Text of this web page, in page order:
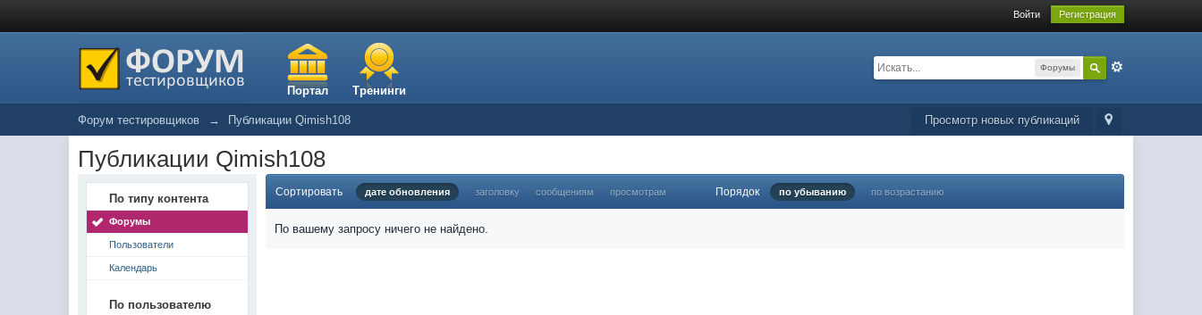
Войти Регистрация
Портал Тренинги
Форумы
Просмотр новых публикаций
Форум тестировщиков → Публикации Qimish108
Публикации Qimish108
По типу контента
Форумы
Пользователи
Календарь
По пользователю
Сортировать дате обновления заголовку сообщениям просмотрам Порядок по убыванию по возрастанию
По вашему запросу ничего не найдено.